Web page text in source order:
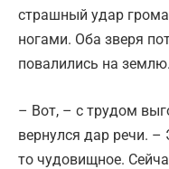
страшный удар
ногами. Оба зверя
повалились на землю.
– Вот, – с трудом
вернулся дар речи.
то чудовищное.